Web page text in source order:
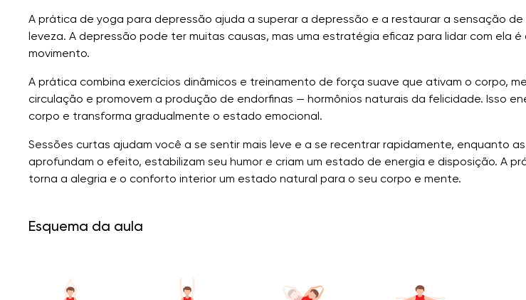
A prática de yoga para depressão ajuda a superar a depressão e a restaurar a sensação de
leveza. A depressão pode ter muitas causas, mas uma estratégia eficaz para lidar com ela é
movimento.
A prática combina exercícios dinâmicos e treinamento de força suave que ativam o corpo,
circulação e promovem a produção de endorfinas — hormônios naturais da felicidade. Isso
corpo e transforma gradualmente o estado emocional.
Sessões curtas ajudam você a se sentir mais leve e a se recentrar rapidamente, enquanto
aprofundam o efeito, estabilizam seu humor e criam um estado de energia e disposição. A
torna a alegria e o conforto interior um estado natural para o seu corpo e mente.
Esquema da aula